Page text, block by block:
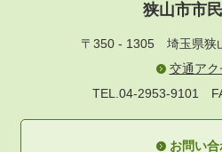
狭山市市
〒350 - 1305 埼玉県狭
交通アク
TEL.04-2953-9101
お問い合